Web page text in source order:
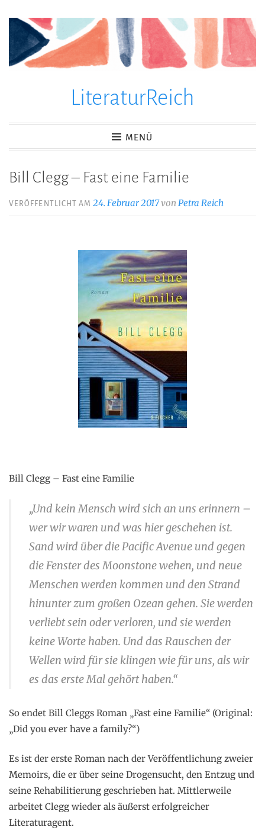
Zum
springen
LiteraturReich
MENÜ
Bill Clegg – Fast eine Familie
VERÖFFENTLICHT AM24. Februar 2017von Petra Reich
Bill Clegg – Fast eine Familie
„Und kein Mensch wird sich an uns erinnern –
wer wir waren und was hier geschehen ist.
Sand wird über die Pacific Avenue und gegen
die Fenster des Moonstone wehen, und neue
Menschen werden kommen und den Strand
hinunter zum großen Ozean gehen. Sie werden
verliebt sein oder verloren, und sie werden
keine Worte haben. Und das Rauschen der
Wellen wird für sie klingen wie für uns, als wir
es das erste Mal gehört haben.“
So endet Bill Cleggs Roman „Fast eine Familie“ (Original:
„Did you ever have a family?“)
Es ist der erste Roman nach der Veröffentlichung zweier
Memoirs, die er über seine Drogensucht, den Entzug und
seine Rehabilitierung geschrieben hat. Mittlerweile
arbeitet Clegg wieder als äußerst erfolgreicher
Literaturagent.